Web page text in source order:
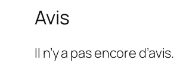
Avis
Il n’y a pas encore d’avis.